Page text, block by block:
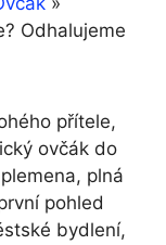
Odhalujeme
přítele,
ovčák do
plná
pohled
bydlení,